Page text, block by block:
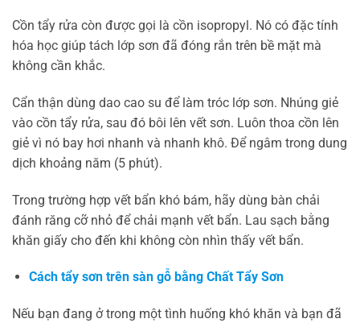
Cồn tẩy rửa còn được gọi là cồn isopropyl. Nó có đặc tính
hóa học giúp tách lớp sơn đã đóng rắn trên bề mặt mà
không cần khắc.
Cẩn thận dùng dao cao su để làm tróc lớp sơn. Nhúng giẻ
vào cồn tẩy rửa, sau đó bôi lên vết sơn. Luôn thoa cồn lên
giẻ vì nó bay hơi nhanh và nhanh khô. Để ngâm trong dung
dịch khoảng năm (5 phút).
Trong trường hợp vết bẩn khó bám, hãy dùng bàn chải
đánh răng cỡ nhỏ để chải mạnh vết bẩn. Lau sạch bằng
khăn giấy cho đến khi không còn nhìn thấy vết bẩn.
Cách tẩy sơn trên sàn gỗ bằng Chất Tẩy Sơn
Nếu bạn đang ở trong một tình huống khó khăn và bạn đã